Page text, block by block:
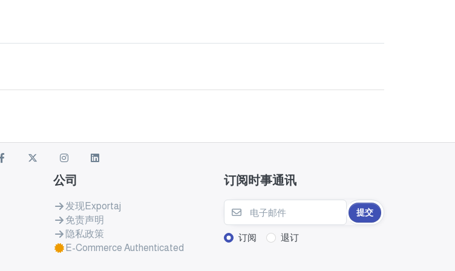
公司
发现Exportaj
免责声明
隐私政策
E-Commerce Authenticated
订阅时事通讯
提交
订阅 退订